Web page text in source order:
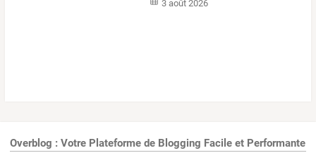
3 août 2026
Overblog : Votre Plateforme de Blogging Facile et Performante